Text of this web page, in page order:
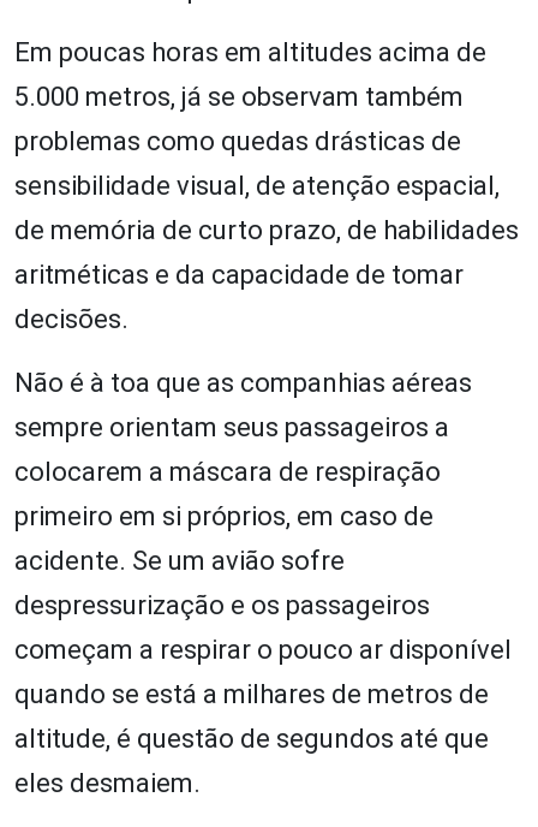
Em poucas horas em altitudes acima de
5.000 metros, já se observam também
problemas como quedas drásticas de
sensibilidade visual, de atenção espacial,
de memória de curto prazo, de habilidades
aritméticas e da capacidade de tomar
decisões.
Não é à toa que as companhias aéreas
sempre orientam seus passageiros a
colocarem a máscara de respiração
primeiro em si próprios, em caso de
acidente. Se um avião sofre
despressurização e os passageiros
começam a respirar o pouco ar disponível
quando se está a milhares de metros de
altitude, é questão de segundos até que
eles desmaiem.